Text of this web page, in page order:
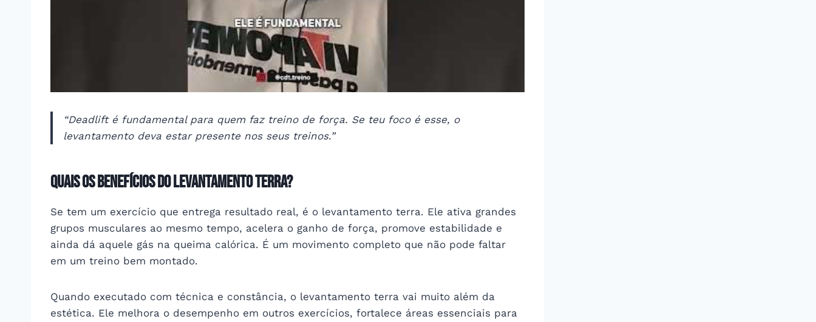
“Deadlift é fundamental para quem faz treino de força. Se teu foco é esse, o
levantamento deva estar presente nos seus treinos.”
Quais os benefícios do levantamento terra?
Se tem um exercício que entrega resultado real, é o levantamento terra. Ele ativa grandes
grupos musculares ao mesmo tempo, acelera o ganho de força, promove estabilidade e
ainda dá aquele gás na queima calórica. É um movimento completo que não pode faltar
em um treino bem montado.
Quando executado com técnica e constância, o levantamento terra vai muito além da
estética. Ele melhora o desempenho em outros exercícios, fortalece áreas essenciais para